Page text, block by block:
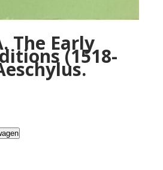
The Early
(1518-